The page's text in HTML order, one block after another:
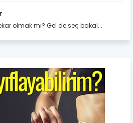
olmak mı? Gel de seç bakal...